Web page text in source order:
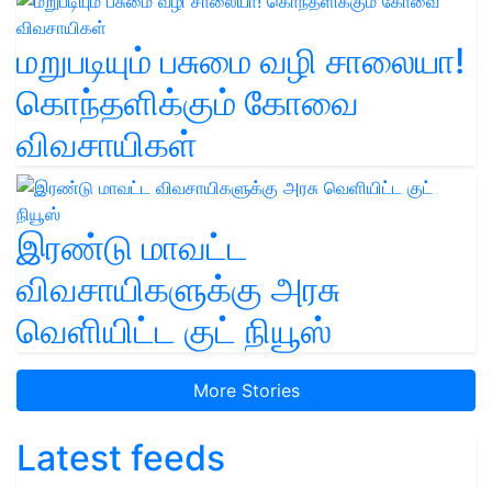
மறுபடியும் பசுமை வழி சாலையா!
கொந்தளிக்கும் கோவை
விவசாயிகள்
இரண்டு மாவட்ட
விவசாயிகளுக்கு அரசு
வெளியிட்ட குட் நியூஸ்
More Stories
Latest feeds